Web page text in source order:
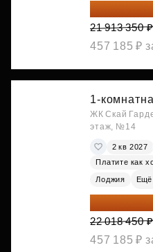
19 064 615
21 913 350 ₽
457 185 ₽
1-
ЖК Скай
этаж, №14
2 кв 2027
Платите как
Лоджия Ещё
19 156 052
22 018 450 ₽
457 185 ₽